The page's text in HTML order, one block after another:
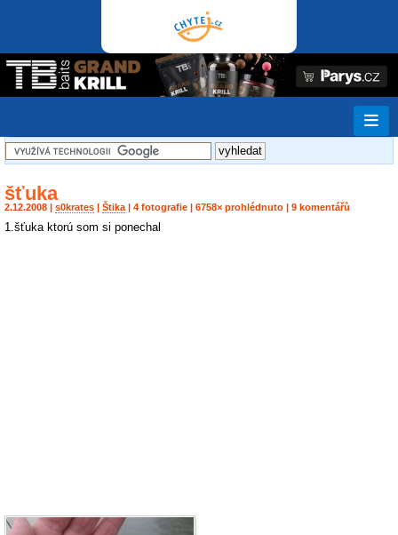
šťuka
2.12.2008 | s0krates Štika | 4 fotografie | 6758× prohlédnuto | 9 komentářů
1.šťuka ktorú som si ponechal